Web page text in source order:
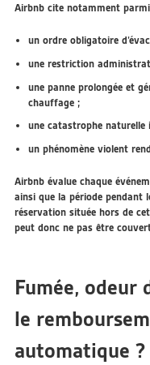
Airbnb cite notamment
un ordre obligatoire
une restriction
une panne prolongée et
chauffage ;
une catastrophe naturelle
un phénomène violent
Airbnb évalue chaque
ainsi que la période pendant
réservation située hors de
peut donc ne pas être
Fumée, odeur
le
automatique ?